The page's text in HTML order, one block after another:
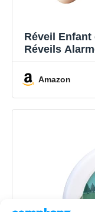
Réveil
Réveils
avec Secteur
Amazon